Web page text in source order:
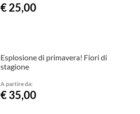
€ 25,00
Esplosione di primavera! Fiori di
stagione
A partire da:
€ 35,00